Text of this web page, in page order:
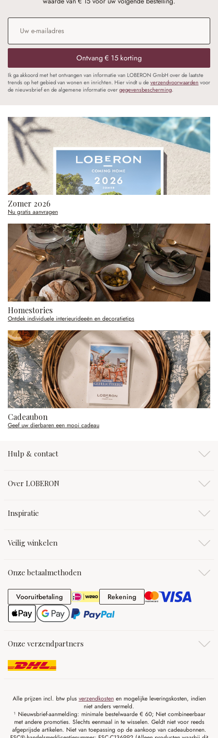
E-mailadres*
Ontvang € 15 korting
Ik ga akkoord met het ontvangen van informatie van LOBERON GmbH over de laatste
trends op het gebied van wonen en inrichten. Hier vindt u deverzendvoorwaarden voor
de nieuwsbrief en de algemene informatie overgegevensbescherming.
Zomer 2026
Nu gratis aanvragen
Homestories
Ontdek individuele interieurideeën en decoratietips
Cadeaubon
Geef uw dierbaren een mooi cadeau
Hulp & contact
Over LOBERON
Inspiratie
Veilig winkelen
Onze betaalmethoden
VooruitbetalingVooruitbetalingRekeningRekening
Onze verzendpartners
Alle prijzen incl. btw plus verzendkostenen mogelijke leveringskosten, indien
niet anders vermeld.
¹ Nieuwsbrief-aanmelding: minimale bestelwaarde € 60; Niet combineerbaar
met andere promoties. Slechts eenmaal in te wisselen. Geldt niet voor reeds
afgeprijsde artikelen. Niet van toepassing op de aankoop van cadeaubonnen.